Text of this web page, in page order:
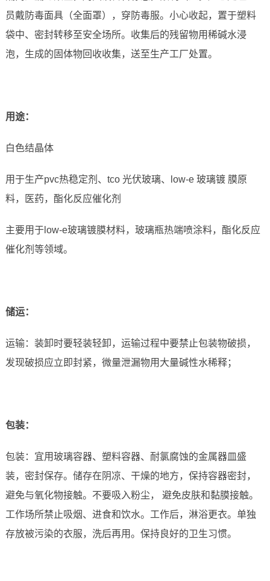
员戴防毒面具（全面罩），穿防毒服。小心收起，置于塑料
袋中、密封转移至安全场所。收集后的残留物用稀碱水浸
泡，生成的固体物回收收集，送至生产工厂处置。
用途：
白色结晶体
用于生产pvc热稳定剂、tco 光伏玻璃、low-e 玻璃镀 膜原
料，医药，酯化反应催化剂
主要用于low-e玻璃镀膜材料，玻璃瓶热端喷涂料，酯化反应
催化剂等领域。
储运：
运输：装卸时要轻装轻卸，运输过程中要禁止包装物破损，
发现破损应立即封紧，微量泄漏物用大量碱性水稀释；
包装：
包装：宜用玻璃容器、塑料容器、耐氯腐蚀的金属器皿盛
装，密封保存。储存在阴凉、干燥的地方，保持容器密封，
避免与氧化物接触。不要吸入粉尘， 避免皮肤和黏膜接触。
工作场所禁止吸烟、进食和饮水。工作后，淋浴更衣。单独
存放被污染的衣服，洗后再用。保持良好的卫生习惯。